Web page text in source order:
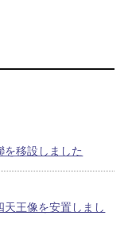
を移設しました
王像を安置しまし